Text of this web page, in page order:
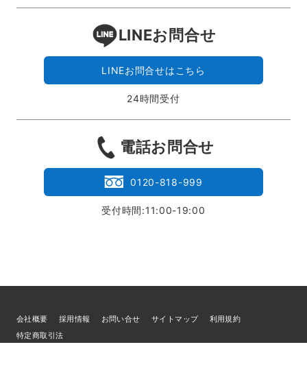
LINEお問合せ
LINEお問合せはこちら
24時間受付
電話お問合せ
0120-818-999
受付時間:11:00-19:00
会社概要 採用情報 お問い合せ サイトマップ
利用規約
特定商取引法